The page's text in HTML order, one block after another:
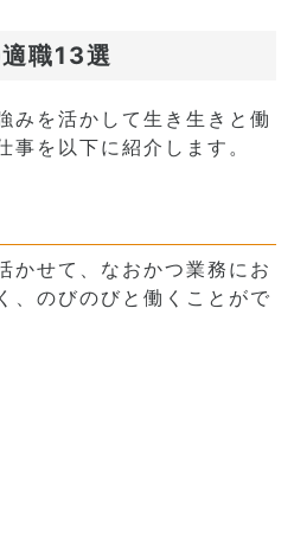
職13選
みを活かして生き生きと働
事を以下に紹介します。
かせて、なおかつ業務にお
、のびのびと働くことがで